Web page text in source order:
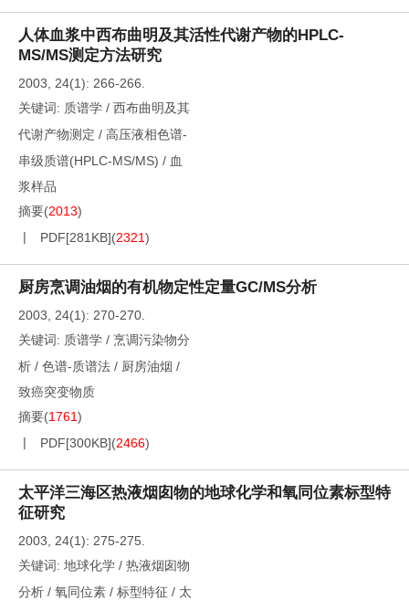
人体血浆中西布曲明及其活性代谢产物的HPLC-
MS/MS测定方法研究
2003, 24(1): 266-266.
关键词: 质谱学 / 西布曲明及其
代谢产物测定 / 高压液相色谱-
串级质谱(HPLC-MS/MS) / 血
浆样品
摘要(2013)
PDF[281KB](2321)
厨房烹调油烟的有机物定性定量GC/MS分析
2003, 24(1): 270-270.
关键词: 质谱学 / 烹调污染物分
析 / 色谱-质谱法 / 厨房油烟 /
致癌突变物质
摘要(1761)
PDF[300KB](2466)
太平洋三海区热液烟囱物的地球化学和氧同位素标型特
征研究
2003, 24(1): 275-275.
关键词: 地球化学 / 热液烟囱物
分析 / 氧同位素 / 标型特征 / 太